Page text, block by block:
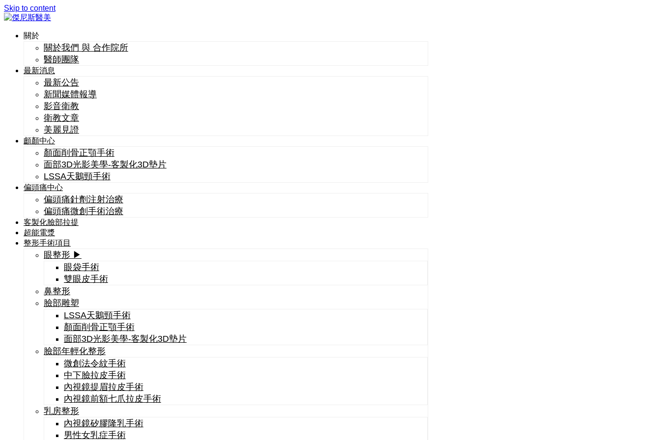
Skip to content
關於
關於我們 與 合作院所
醫師團隊
最新消息
最新公告
新聞媒體報導
影音衛教
衛教文章
美麗見證
顱顏中心
顏面削骨正顎手術
面部3D光影美學-客製化3D墊片
LSSA天鵝頸手術
偏頭痛中心
偏頭痛針劑注射治療
偏頭痛微創手術治療
客製化臉部拉提
超能電漿
整形手術項目
眼整形 ▶
眼袋手術
雙眼皮手術
鼻整形
臉部雕塑
LSSA天鵝頸手術
顏面削骨正顎手術
面部3D光影美學-客製化3D墊片
臉部年輕化整形
微創法令紋手術
中下臉拉皮手術
內視鏡提眉拉皮手術
內視鏡前額七爪拉皮手術
乳房整形
內視鏡矽膠隆乳手術
男性女乳症手術